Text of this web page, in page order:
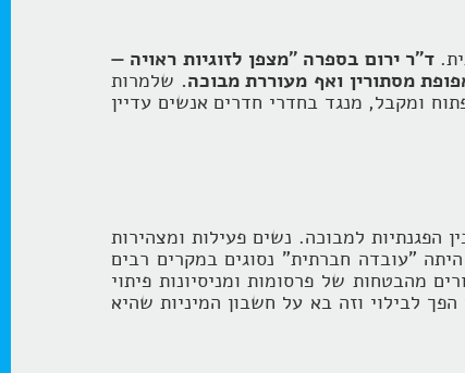
ד"ר ירום בספרה "מצפן לזוגיות ראויה —
מסתורין ואף מעוררת מבוכה. שלמרות
ומקבל, מנגד בחדרי חדרים אנשים עדיין
הפגנתיות למבוכה. נשים פעילות ומצהירות
"עובדה חברתית" נסוגים במקרים רבים
מהבטחות של פרסומות ומניסיונות פיתוי
לבילוי וזה בא על חשבון המיניות שהיא